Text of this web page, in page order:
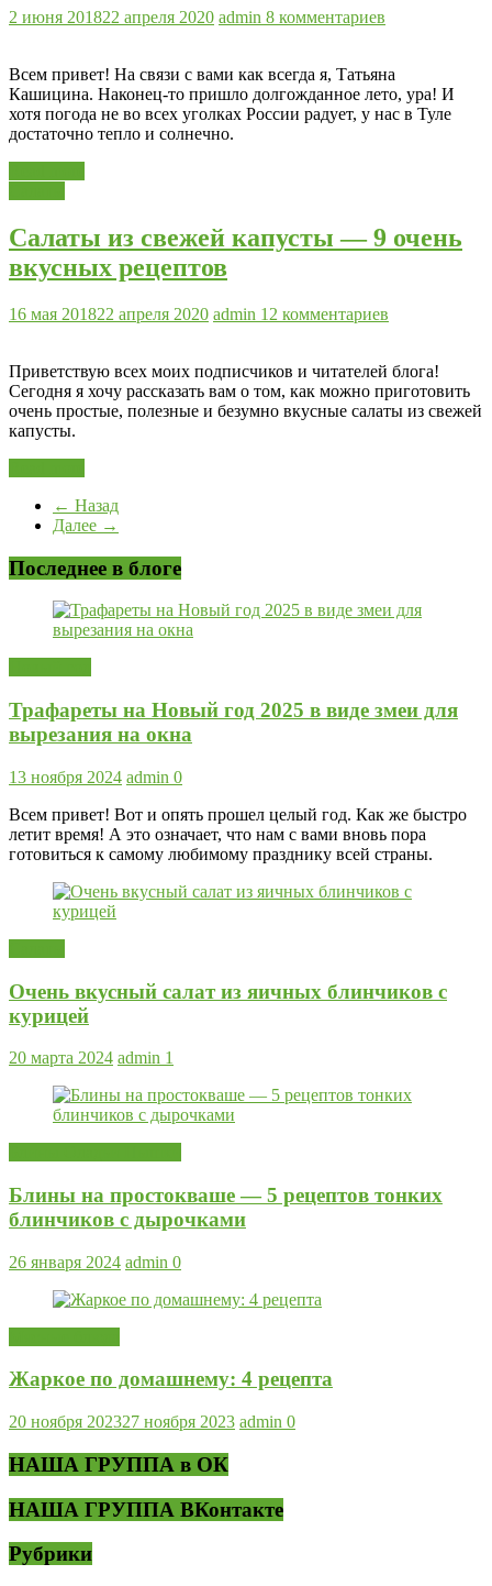
2 июня 201822 апреля 2020 admin 8 комментариев
Всем привет! На связи с вами как всегда я, Татьяна
Кашицина. Наконец-то пришло долгожданное лето, ура! И
хотя погода не во всех уголках России радует, у нас в Туле
достаточно тепло и солнечно.
Салаты из свежей капусты — 9 очень
вкусных рецептов
16 мая 201822 апреля 2020 admin 12 комментариев
Приветствую всех моих подписчиков и читателей блога!
Сегодня я хочу рассказать вам о том, как можно приготовить
очень простые, полезные и безумно вкусные салаты из свежей
капусты.
← Назад
Далее →
Последнее в блоге
Трафареты на Новый год 2025 в виде змеи для
вырезания на окна
13 ноября 2024 admin 0
Всем привет! Вот и опять прошел целый год. Как же быстро
летит время! А это означает, что нам с вами вновь пора
готовиться к самому любимому празднику всей страны.
Очень вкусный салат из яичных блинчиков с
курицей
20 марта 2024 admin 1
Блины на простокваше — 5 рецептов тонких
блинчиков с дырочками
26 января 2024 admin 0
Жаркое по домашнему: 4 рецепта
20 ноября 202327 ноября 2023 admin 0
НАША ГРУППА в ОК
НАША ГРУППА ВКонтакте
Рубрики